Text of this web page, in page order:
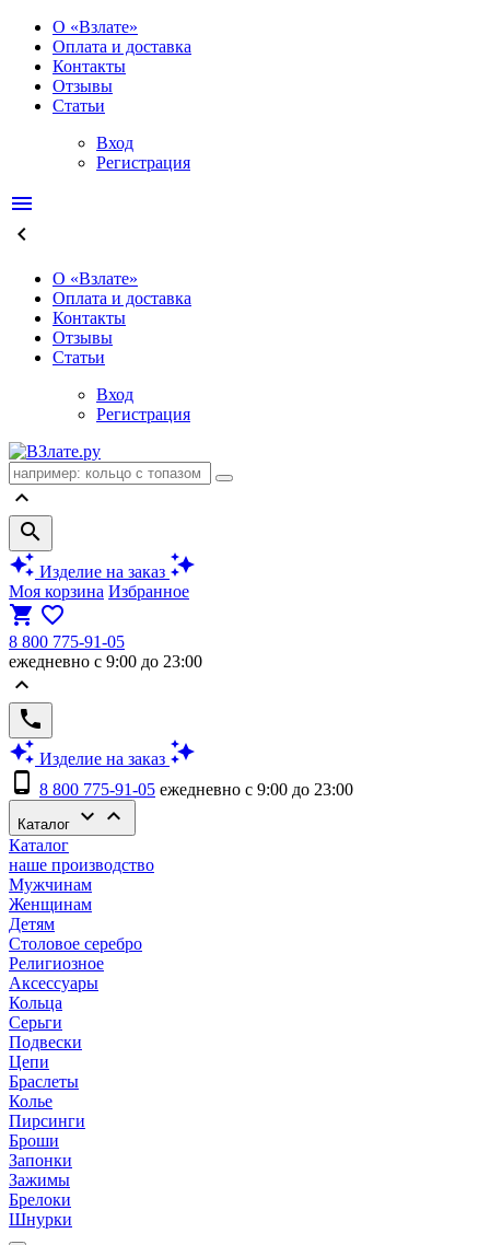
О «Взлате»
Оплата и доставка
Контакты
Отзывы
Статьи
Вход
Регистрация
menu
keyboard_arrow_left
О «Взлате»
Оплата и доставка
Контакты
Отзывы
Статьи
Вход
Регистрация
keyboard_arrow_up
search
auto_awesome Изделие на заказ auto_awesome
Моя корзина Избранное
shopping_cart favorite_border
8 800 775-91-05
ежедневно с 9:00 до 23:00
keyboard_arrow_up
phone
auto_awesome Изделие на заказ auto_awesome
phone_android 8 800 775-91-05 ежедневно с 9:00 до 23:00
Каталог keyboard_arrow_down keyboard_arrow_up
Каталог
наше производство
Мужчинам
Женщинам
Детям
Столовое серебро
Религиозное
Аксессуары
Кольца
Серьги
Подвески
Цепи
Браслеты
Колье
Пирсинги
Броши
Запонки
Зажимы
Брелоки
Шнурки